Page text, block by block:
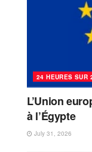
24 HEURES SUR
L’Union
à l’Égypte
July 31, 2026